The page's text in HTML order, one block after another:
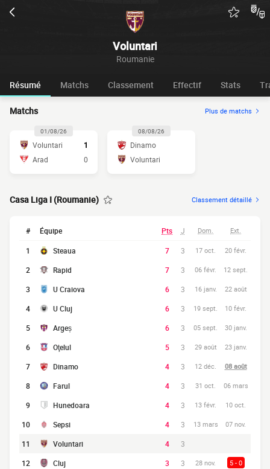
Voluntari
Roumanie
Résumé Matchs Classement Effectif Stats
Matchs Plus de matchs
01/08/26
Voluntari
1
Arad
0
08/08/26
Dinamo
Voluntari
Casa Liga I (Roumanie) Classement détaillé
# Équipe Pts J Dom. Ext.
1 Steaua 7 3 17 oct. 20 févr.
2 Rapid 7 3 06 févr. 12 sept.
3 U Craiova 6 3 16 janv. 22 août
4 U Cluj 6 3 19 sept. 10 févr.
5 Argeș 6 3 05 sept. 30 janv.
6 Oţelul 5 3 29 août 23 janv.
7 Dinamo 4 3 12 déc. 08 août
8 Farul 4 3 31 oct. 06 mars
9 Hunedoara 4 3 13 févr. 10 oct.
10 Sepsi 4 3 13 mars 07 nov.
11 Voluntari 4
3
12
Cluj 3 3 28 nov. 5 - 0